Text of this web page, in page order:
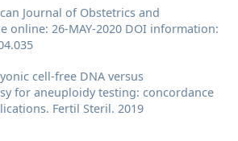
Journal of Obstetrics and
online: 26-MAY-2020 DOI information:
cell-free DNA versus
for aneuploidy testing: concordance
Fertil Steril. 2019